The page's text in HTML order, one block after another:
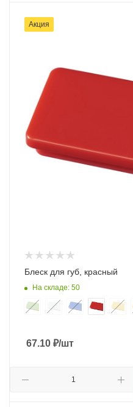
Акция
Блеск для губ, красный
На складе: 50
67.10 ₽/шт